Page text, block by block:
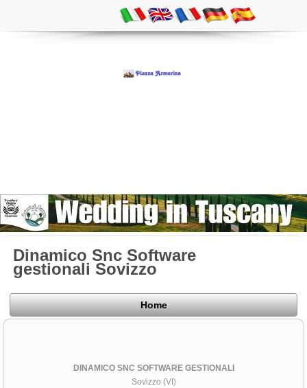
Dinamico Snc Software
gestionali Sovizzo
Home
DINAMICO SNC SOFTWARE GESTIONALI
Sovizzo (VI)